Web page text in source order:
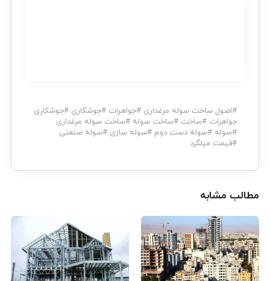
#اصول ساخت سوله مرغداری #جواهرات #جوشکاری #جوشکاری
جواهرات #ساخت #ساخت سوله #ساخت سوله مرغداری
#سوله #سوله دست دوم #سوله سازی #سوله صنعتی
#قیمت میلگرد
مطالب مشابه